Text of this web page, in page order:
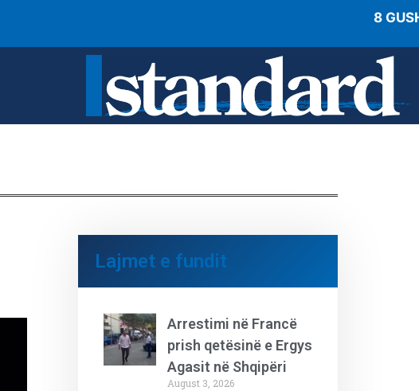
8
Lajmet e fundit
Arrestimi në Francë
prish qetësinë e Ergys
Agasit në Shqipëri
August 3, 2026